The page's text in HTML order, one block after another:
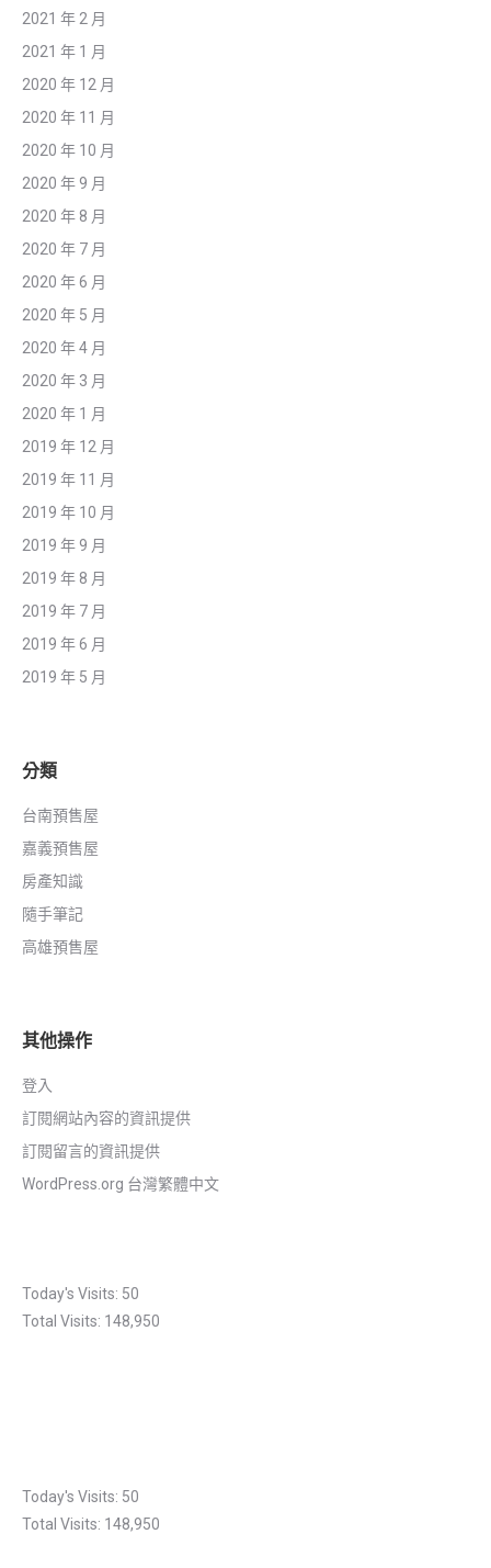
2021 年 2 月
2021 年 1 月
2020 年 12 月
2020 年 11 月
2020 年 10 月
2020 年 9 月
2020 年 8 月
2020 年 7 月
2020 年 6 月
2020 年 5 月
2020 年 4 月
2020 年 3 月
2020 年 1 月
2019 年 12 月
2019 年 11 月
2019 年 10 月
2019 年 9 月
2019 年 8 月
2019 年 7 月
2019 年 6 月
2019 年 5 月
分類
台南預售屋
嘉義預售屋
房產知識
隨手筆記
高雄預售屋
其他操作
登入
訂閱網站內容的資訊提供
訂閱留言的資訊提供
WordPress.org 台灣繁體中文
Today's Visits: 50
Total Visits: 148,950
Today's Visits: 50
Total Visits: 148,950